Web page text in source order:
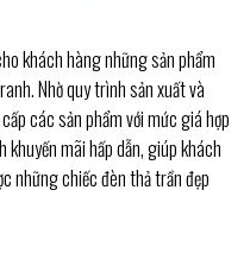
khách hàng những sản phẩm
Nhờ quy trình sản xuất và
các sản phẩm với mức giá hợp
mãi hấp dẫn, giúp khách
những chiếc đèn thả trần đẹp